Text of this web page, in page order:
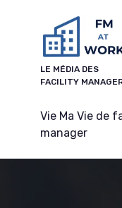
LE MÉDIA DES
FACILITY
Vie Ma Vie de
manager